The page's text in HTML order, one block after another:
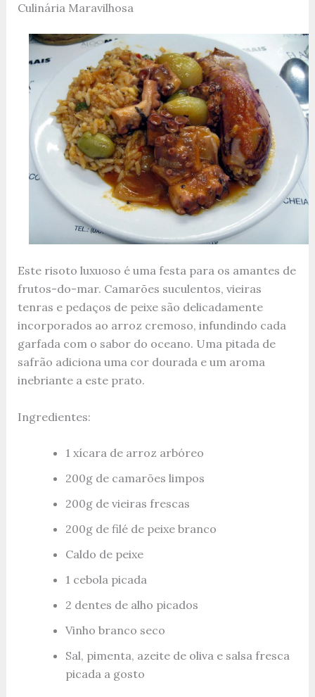
Culinária Maravilhosa
Este risoto luxuoso é uma festa para os amantes de
frutos-do-mar. Camarões suculentos, vieiras
tenras e pedaços de peixe são delicadamente
incorporados ao arroz cremoso, infundindo cada
garfada com o sabor do oceano. Uma pitada de
safrão adiciona uma cor dourada e um aroma
inebriante a este prato.
Ingredientes:
1 xícara de arroz arbóreo
200g de camarões limpos
200g de vieiras frescas
200g de filé de peixe branco
Caldo de peixe
1 cebola picada
2 dentes de alho picados
Vinho branco seco
Sal, pimenta, azeite de oliva e salsa fresca
picada a gosto